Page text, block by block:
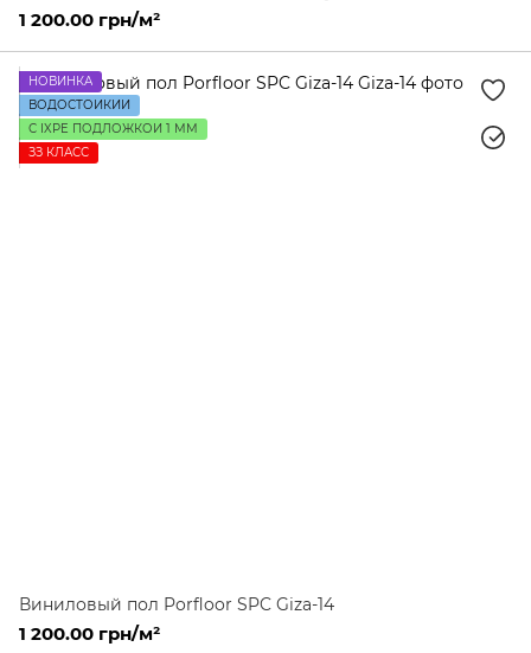
1 200.00 грн/м²
НОВИНКА
ВОДОСТОЙКИЙ
С IXPE ПОДЛОЖКОЙ 1 ММ
ЗЗ КЛАСС
Виниловый пол Porfloor SPC Giza-14
1 200.00 грн/м²